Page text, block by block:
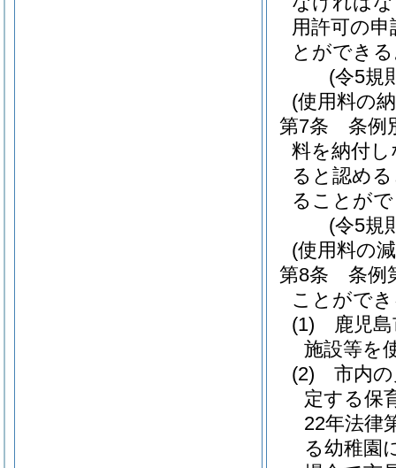
用許可の
とができ
(令5規
(使用料の
第7条
条例
料を納付
ると認め
ることが
(令5規
(使用料の
第8条
条例
ことがで
(1)
鹿児
施設等を
(2)
市内
定する保
22年法律
る幼稚園